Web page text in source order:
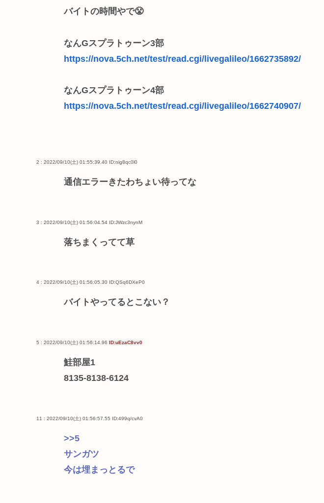
バイトの時間やで😤
なんGスプラトゥーン3部
https://nova.5ch.net/test/read.cgi/livegalileo/1662735892/
なんGスプラトゥーン4部
https://nova.5ch.net/test/read.cgi/livegalileo/1662740907/
2 : 2022/09/10(土) 01:55:39.40 ID:nig8qc0l0
通信エラーきたわちょい待ってな
3 : 2022/09/10(土) 01:56:04.54 ID:JWzc3nynM
落ちまくってて草
4 : 2022/09/10(土) 01:56:05.30 ID:QSq6DXeP0
バイトやってるとこない？
5 : 2022/09/10(土) 01:56:14.96 ID:uEzaC8vv0
鮭部屋1
8135-8138-6124
11 : 2022/09/10(土) 01:56:57.55 ID:499q/cvA0
>>5
サンガツ
今は埋まっとるで